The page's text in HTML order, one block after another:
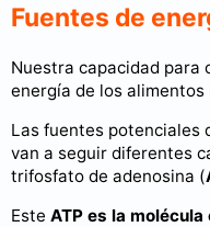
Fuentes de
Nuestra capacidad para
energía de los alimentos
Las fuentes potenciales
van a seguir diferentes
trifosfato de adenosina (
Este ATP es la